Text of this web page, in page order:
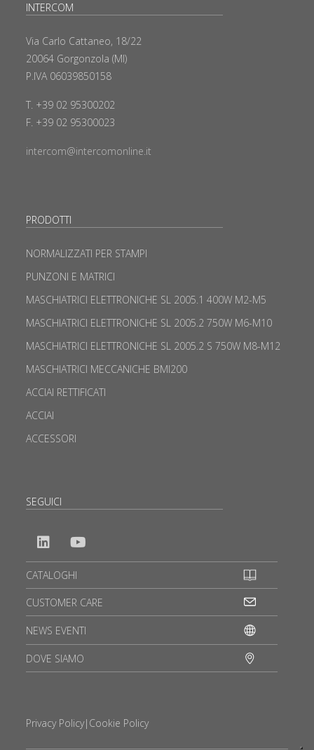
INTERCOM
Via Carlo Cattaneo, 18/22
20064 Gorgonzola (MI)
P.IVA 06039850158
T. +39 02 95300202
F. +39 02 95300023
intercom@intercomonline.it
PRODOTTI
NORMALIZZATI PER STAMPI
PUNZONI E MATRICI
MASCHIATRICI ELETTRONICHE SL 2005.1 400W M2-M5
MASCHIATRICI ELETTRONICHE SL 2005.2 750W M6-M10
MASCHIATRICI ELETTRONICHE SL 2005.2 S 750W M8-M12
MASCHIATRICI MECCANICHE BMI200
ACCIAI RETTIFICATI
ACCIAI
ACCESSORI
SEGUICI
CATALOGHI
CUSTOMER CARE
NEWS EVENTI
DOVE SIAMO
Privacy Policy| Cookie Policy